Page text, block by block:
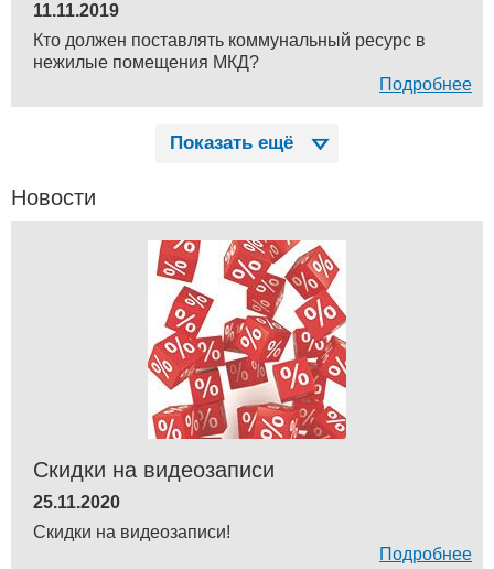
11.11.2019
Кто должен поставлять коммунальный ресурс в
нежилые помещения МКД?
Подробнее
Показать ещё
Новости
Скидки на видеозаписи
25.11.2020
Скидки на видеозаписи!
Подробнее